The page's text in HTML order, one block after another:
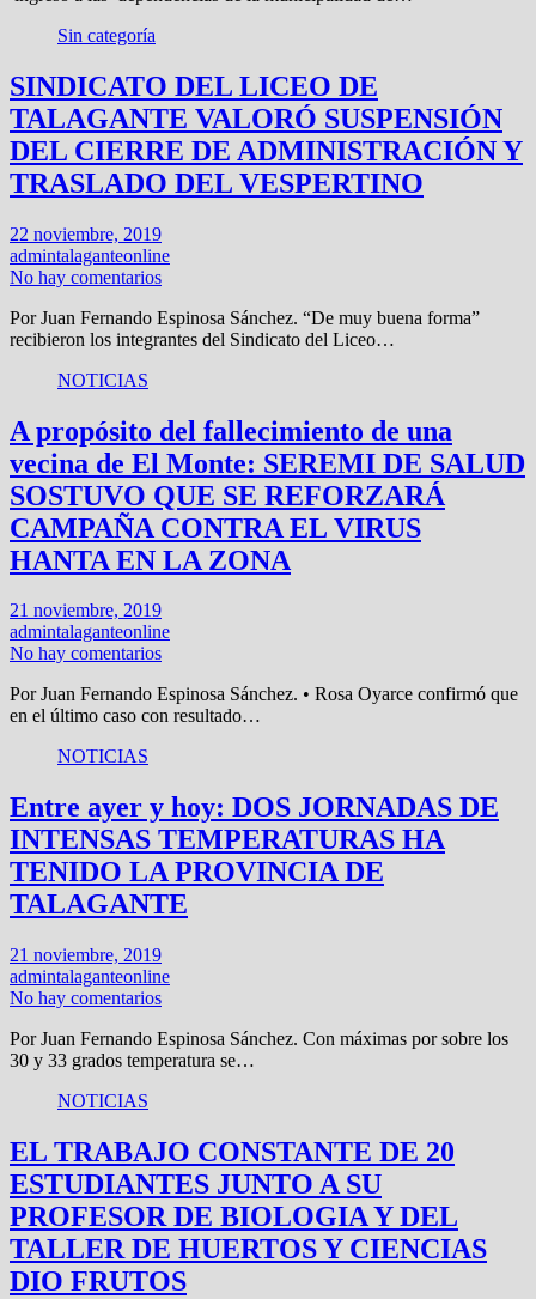
Sin categoría
SINDICATO DEL LICEO DE
TALAGANTE VALORÓ SUSPENSIÓN
DEL CIERRE DE ADMINISTRACIÓN Y
TRASLADO DEL VESPERTINO
22 noviembre, 2019
admintalaganteonline
No hay comentarios
Por Juan Fernando Espinosa Sánchez. “De muy buena forma”
recibieron los integrantes del Sindicato del Liceo…
NOTICIAS
A propósito del fallecimiento de una
vecina de El Monte: SEREMI DE SALUD
SOSTUVO QUE SE REFORZARÁ
CAMPAÑA CONTRA EL VIRUS
HANTA EN LA ZONA
21 noviembre, 2019
admintalaganteonline
No hay comentarios
Por Juan Fernando Espinosa Sánchez. • Rosa Oyarce confirmó que
en el último caso con resultado…
NOTICIAS
Entre ayer y hoy: DOS JORNADAS DE
INTENSAS TEMPERATURAS HA
TENIDO LA PROVINCIA DE
TALAGANTE
21 noviembre, 2019
admintalaganteonline
No hay comentarios
Por Juan Fernando Espinosa Sánchez. Con máximas por sobre los
30 y 33 grados temperatura se…
NOTICIAS
EL TRABAJO CONSTANTE DE 20
ESTUDIANTES JUNTO A SU
PROFESOR DE BIOLOGIA Y DEL
TALLER DE HUERTOS Y CIENCIAS
DIO FRUTOS